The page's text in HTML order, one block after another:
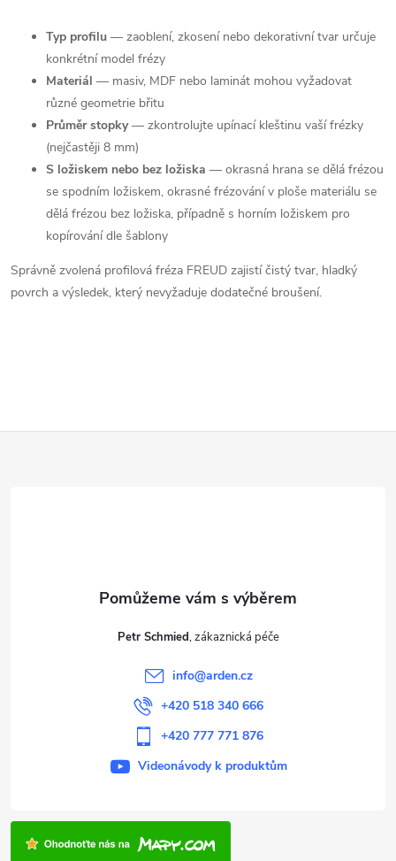
Typ profilu — zaoblení, zkosení nebo dekorativní tvar určuje
konkrétní model frézy
Materiál — masiv, MDF nebo laminát mohou vyžadovat
různé geometrie břitu
Průměr stopky— zkontrolujte upínací kleštinu vaší frézky
(nejčastěji 8 mm)
S ložiskem nebo bez ložiska — okrasná hrana se dělá frézou
se spodním ložiskem, okrasné frézování v ploše materiálu se
dělá frézou bez ložiska, případně s horním ložiskem pro
kopírování dle šablony
Správně zvolená profilová fréza FREUD zajistí čistý tvar, hladký
povrch a výsledek, který nevyžaduje dodatečné broušení.
Petr Schmied
info@arden.cz
+420 518 340 666
+420 777 771 876
Videonávody k produktům